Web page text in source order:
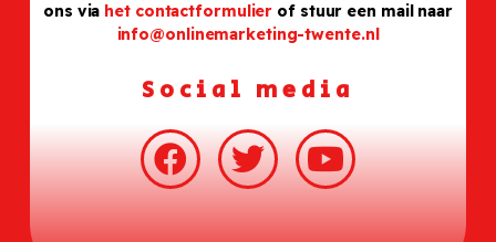
ons via het contactformulier of stuur een mail naar
info@onlinemarketing-twente.nl
Social media